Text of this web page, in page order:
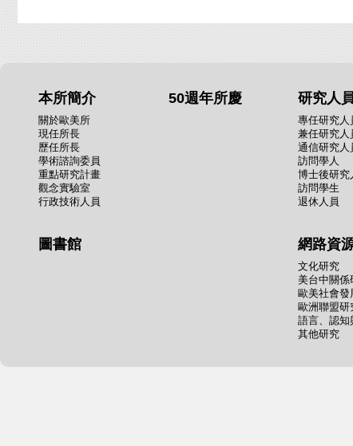
本所簡介
關於歐美所
現任所長
歷任所長
學術諮詢委員
重點研究計畫
觀念實驗室
行政技術人員
50週年所慶 研究人
專任研究人
兼任研究人
通信研究人
訪問學人
博士後研究
訪問學生
退休人員
圖書館 網路資
文化研究
美台中關係
歐美社會發
歐洲聯盟研
語言、認知
其他研究